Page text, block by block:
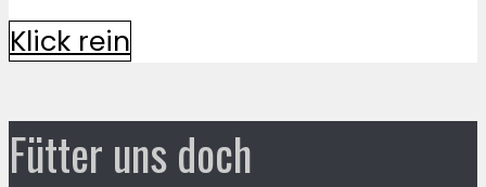
Klick rein
Fütter uns doch